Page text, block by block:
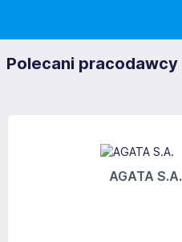
Polecani pracodawcy
AGATA S.A.